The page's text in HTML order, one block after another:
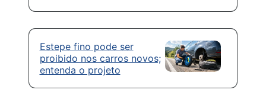
Estepe fino pode ser
proibido nos carros novos;
entenda o projeto